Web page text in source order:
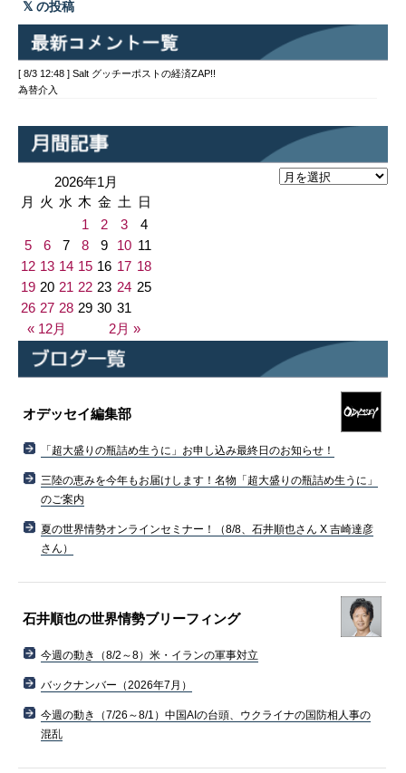
の投稿
[ 8/3 12:48 ] Salt グッチーポストの経済ZAP!!
為替介入
2026年1月
月 火 水 木 金 土 日
« 12月 2月 »
1 2 3
4
5
6 7 8 9 10 11
12 13 14 15 16 17 18
19 20 21 22 23 24 25
26 27 28 29 30 31
オデッセイ編集部
「超大盛りの瓶詰め生うに」お申し込み最終日のお知らせ！
三陸の恵みを今年もお届けします！名物「超大盛りの瓶詰め生うに」
のご案内
夏の世界情勢オンラインセミナー！（8/8、石井順也さん X 吉崎達彦
さん）
石井順也の世界情勢ブリーフィング
今週の動き（8/2～8）米・イランの軍事対立
バックナンバー（2026年7月）
今週の動き（7/26～8/1）中国AIの台頭、ウクライナの国防相人事の
混乱